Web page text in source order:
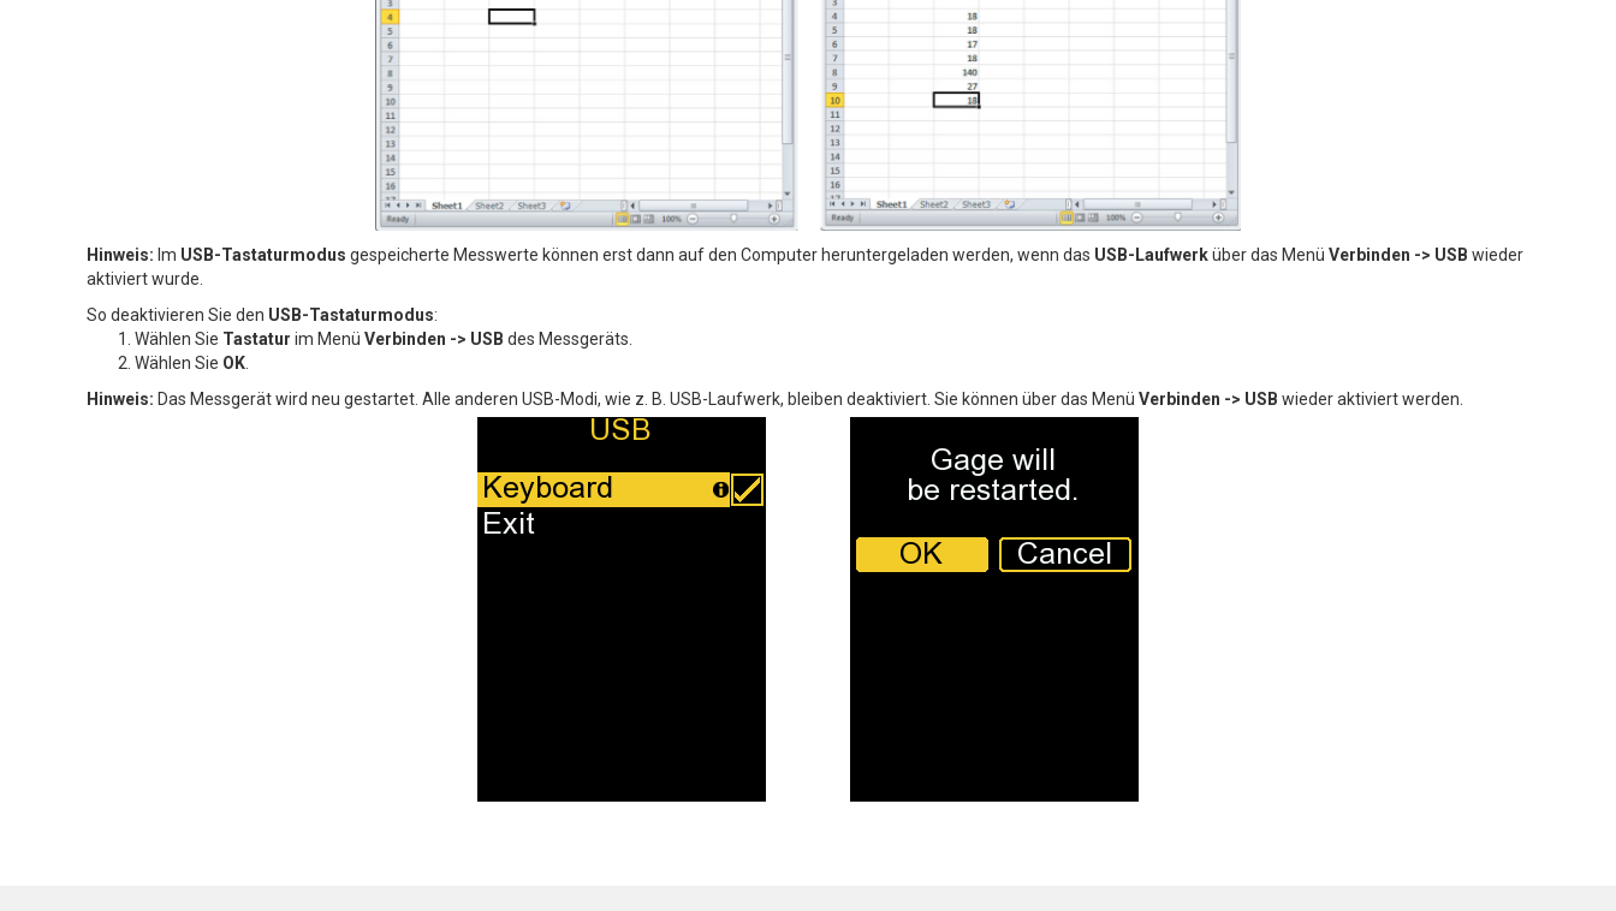
Hinweis: Im USB-Tastaturmodus gespeicherte Messwerte können erst dann auf den Computer heruntergeladen werden, wenn das USB-Laufwerküber das Menü Verbinden -> USB wieder
aktiviert wurde.
So deaktivieren Sie den USB-Tastaturmodus:
Wählen Sie Tastatur im Menü Verbinden -> USB des Messgeräts.
Wählen Sie OK
Hinweis: Das Messgerät wird neu gestartet. Alle anderen USB-Modi, wie z. B. USB-Laufwerk, bleiben deaktiviert. Sie können über das Menü Verbinden -> USB wieder aktiviert werden.